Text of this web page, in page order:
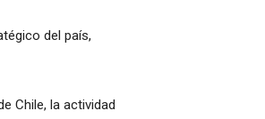
del país,
Chile, la actividad